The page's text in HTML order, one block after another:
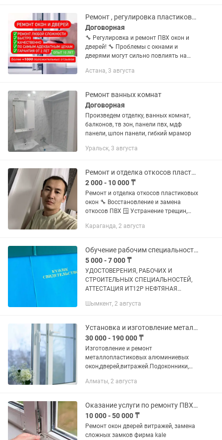
Ремонт , регулировка пластиковых окон и дверей
Договорная
🔧 Регулировка и ремонт ПВХ окон и
дверей! 🔧 Проблемы с окнами и
дверями могут сильно повлиять на
сквознякам и шуму испортить ваше
Астана, 3 августа
Ремонт ванных комнат
Договорная
Произведем отделку, ванных комнат,
балконов, тв зон, панели пвх, мдф
панели, шпон панели, гибкий мрамор
Уральск, 3 августа
Ремонт и отделка откосов пластиковых окон
2 000 - 10 000 ₸
Ремонт и отделка откосов пластиковых
окон 🔧 Восстановление и замена
откосов ПВХ 🪟 Устранение трещин,
отделка, чисто и качественно ⏱
Доступные...
Караганда, 2 августа
Обучение рабочим специальностям с удостоверением быстро и официально
5 000 - 7 000 ₸
УДОCTOBEРЕНИЯ, РАБOЧИX И
СTРОИTEЛЬНЫX CПEЦИАЛЬНОСTЕЙ,
АТТEСТAЦИЯ ИТ12P НЕФTЯНАЯ
ПPОМЫШЛEНHOСTЬ И МНОГОЕ
ремонта cквaжин 5-8 рaзряд
Буpильщик шпуpoв...
Шымкент, 2 августа
Установка и изготовление металлопластиковых и алюминиевых Окон дверей ПВХ.
30 000 - 190 000 ₸
Изготовление и ремонт
металлопластиковых алюминиевых
окон,дверей,витражей.Подоконники,
внутренние, стеклопакеты,регулировка
турция.Нарынке...
Алматы, 2 августа
Оказание услуги по ремонту ПВХ окон
10 000 - 50 000 ₸
Ремонт окон дверей витражей, замена
сложных замков фирма kale